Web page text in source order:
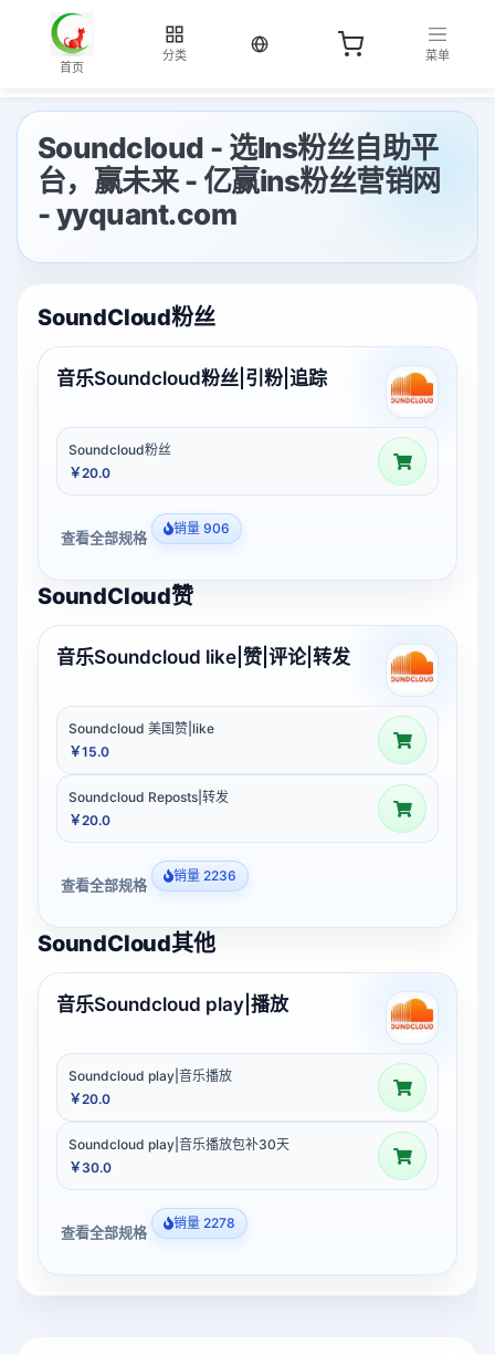
首页
分类
当前语言：中文
菜单
Soundcloud - 选Ins粉丝自助平
台，赢未来 - 亿赢ins粉丝营销网
- yyquant.com
SoundCloud粉丝
音乐Soundcloud粉丝|引粉|追踪
Soundcloud粉丝
￥20.0
查看全部规格 销量 906
SoundCloud赞
音乐Soundcloud like|赞|评论|转发
Soundcloud 美国赞|like
￥15.0
Soundcloud Reposts|转发
￥20.0
查看全部规格 销量 2236
SoundCloud其他
音乐Soundcloud play|播放
Soundcloud play|音乐播放
￥20.0
Soundcloud play|音乐播放包补30天
￥30.0
查看全部规格 销量 2278